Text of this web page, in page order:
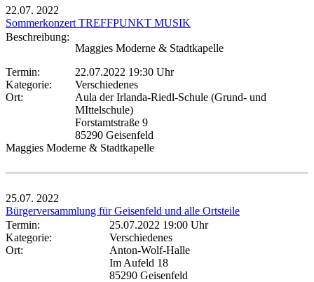
22.07. 2022
Sommerkonzert TREFFPUNKT MUSIK
Beschreibung:
Maggies Moderne & Stadtkapelle
Termin:
22.07.2022 19:30 Uhr
Kategorie:
Verschiedenes
Ort:
Aula der Irlanda-Riedl-Schule (Grund- und
MIttelschule)
Forstamtstraße 9
85290 Geisenfeld
Maggies Moderne & Stadtkapelle
25.07. 2022
Bürgerversammlung für Geisenfeld und alle Ortsteile
Termin:
25.07.2022 19:00 Uhr
Kategorie:
Verschiedenes
Ort:
Anton-Wolf-Halle
Im Aufeld 18
85290 Geisenfeld